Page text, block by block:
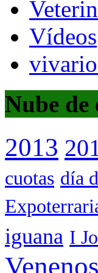
Vídeos
Nube de
2013
cuotas día
iguana I